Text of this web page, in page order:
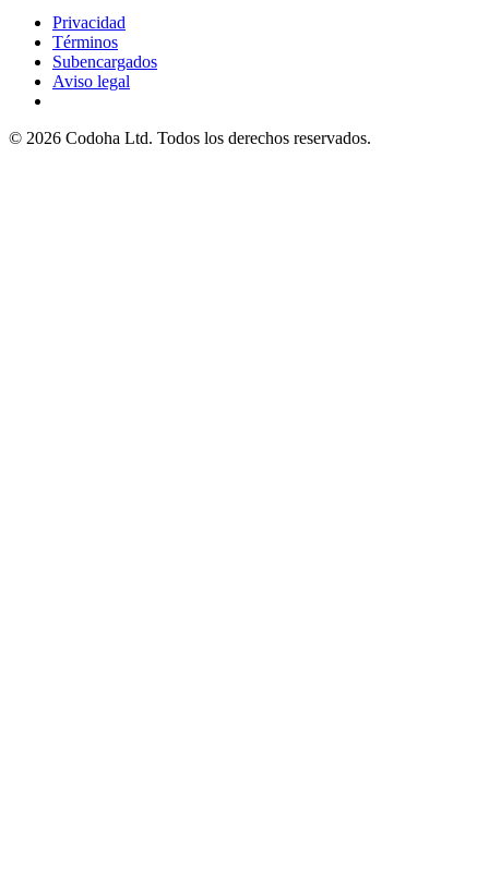
Privacidad
Términos
Subencargados
Aviso legal
© 2026 Codoha Ltd. Todos los derechos reservados.